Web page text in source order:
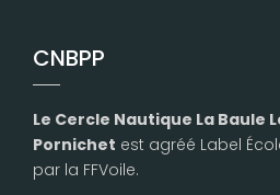
CNBPP
Le Cercle Nautique La Baule
Pornichet est agréé Label
par la FFVoile.